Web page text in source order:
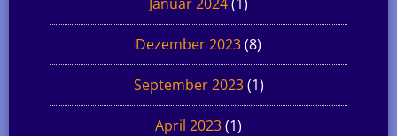
Dezember 2023(8)
September 2023(1)
April 2023(1)